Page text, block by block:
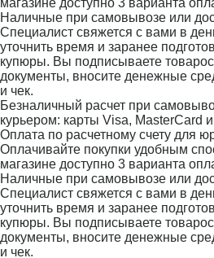
Наличные при самовывозе или
Специалист свяжется с вами в
уточнить время и заранее
купюры. Вы подписываете
документы, вносите денежные
и чек.
Безналичный расчет при
курьером: карты Visa, MasterCard
Оплата по расчетному счету для
Оплачивайте покупки удобным
магазине доступно 3 варианта
Наличные при самовывозе или
Специалист свяжется с вами в
уточнить время и заранее
купюры. Вы подписываете
документы, вносите денежные
и чек.